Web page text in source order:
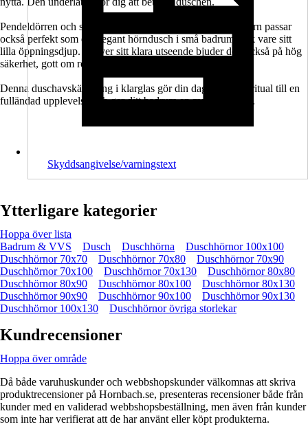
Pendeldörren och sidoväggen i serien SETTE från Jungborn passar
också perfekt som en elegant hörndusch i små badrum tack vare sitt
lilla öppningsdjup. Utöver sitt klara utseende bjuder den också på hög
säkerhet, gott om rörelsefrihet och komfort.
Denna duschavskärmning i klarglas gör din dagliga duschritual till en
fulländad upplevelse och ger ditt badrum en modern touch.
Skyddsangivelse/varningstext
Ytterligare kategorier
Hoppa över lista
Badrum & VVS
Dusch Duschhörna
Duschhörnor 100x100
Duschhörnor 70x70
Duschhörnor 70x80
Duschhörnor 70x90
Duschhörnor 70x100
Duschhörnor 70x130
Duschhörnor 80x80
Duschhörnor 80x90
Duschhörnor 80x100
Duschhörnor 80x130
Duschhörnor 90x90
Duschhörnor 90x100
Duschhörnor 90x130
Duschhörnor 100x130
Duschhörnor övriga storlekar
Kundrecensioner
Hoppa över område
Då både varuhuskunder och webbshopskunder välkomnas att skriva
produktrecensioner på Hornbach.se, presenteras recensioner både från
kunder med en validerad webbshopsbeställning, men även från kunder
som inte har verifierat att de har använt eller köpt produkterna.